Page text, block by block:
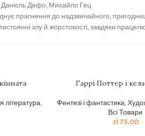
Данієль Дефо, Михайло Гец
прагнення до надзвичайного,
злу й жорстокості, завдяки
література,
Гаррі Поттер і
Фентезі і фантастика,
Всі Товари
zł75.00